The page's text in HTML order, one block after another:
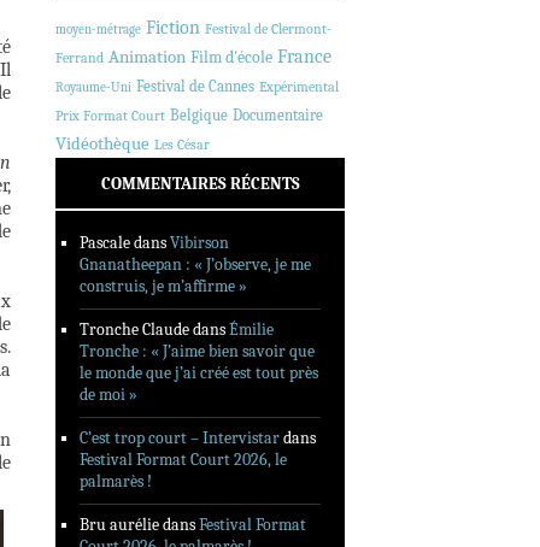
moyen-métrage Fiction Festival de Clermont-
Ferrand Animation Film d'école France
Royaume-Uni Festival de Cannes Expérimental
Prix Format Court Belgique Documentaire
Vidéothèque Les César
COMMENTAIRES RÉCENTS
PascaledansVibirson
Gnanatheepan : « J’observe, je me
construis, je m’affirme »
Tronche ClaudedansÉmilie
Tronche : « J’aime bien savoir que
le monde que j’ai créé est tout près
de moi »
C’est trop court – Intervistardans
Festival Format Court 2026, le
palmarès !
Bru auréliedansFestival Format